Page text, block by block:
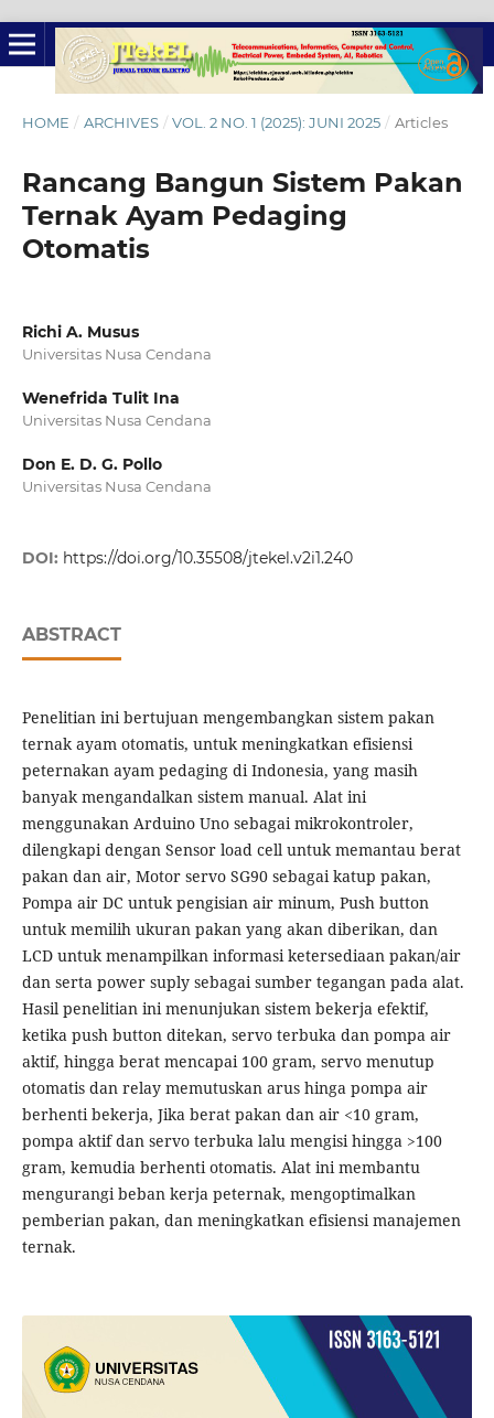
HOME / ARCHIVES / VOL. 2 NO. 1 (2025): JUNI 2025 / Articles
Rancang Bangun Sistem Pakan
Ternak Ayam Pedaging
Otomatis
Richi A. Musus
Universitas Nusa Cendana
Wenefrida Tulit Ina
Universitas Nusa Cendana
Don E. D. G. Pollo
Universitas Nusa Cendana
DOI: https://doi.org/10.35508/jtekel.v2i1.240
ABSTRACT
Penelitian ini bertujuan mengembangkan sistem pakan
ternak ayam otomatis, untuk meningkatkan efisiensi
peternakan ayam pedaging di Indonesia, yang masih
banyak mengandalkan sistem manual. Alat ini
menggunakan Arduino Uno sebagai mikrokontroler,
dilengkapi dengan Sensor load cell untuk memantau berat
pakan dan air, Motor servo SG90 sebagai katup pakan,
Pompa air DC untuk pengisian air minum, Push button
untuk memilih ukuran pakan yang akan diberikan, dan
LCD untuk menampilkan informasi ketersediaan pakan/air
dan serta power suply sebagai sumber tegangan pada alat.
Hasil penelitian ini menunjukan sistem bekerja efektif,
ketika push button ditekan, servo terbuka dan pompa air
aktif, hingga berat mencapai 100 gram, servo menutup
otomatis dan relay memutuskan arus hinga pompa air
berhenti bekerja, Jika berat pakan dan air <10 gram,
pompa aktif dan servo terbuka lalu mengisi hingga >100
gram, kemudia berhenti otomatis. Alat ini membantu
mengurangi beban kerja peternak, mengoptimalkan
pemberian pakan, dan meningkatkan efisiensi manajemen
ternak.